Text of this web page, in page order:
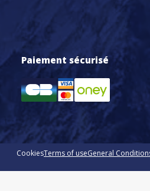
Paiement sécurisé
CookiesTerms of useGeneral